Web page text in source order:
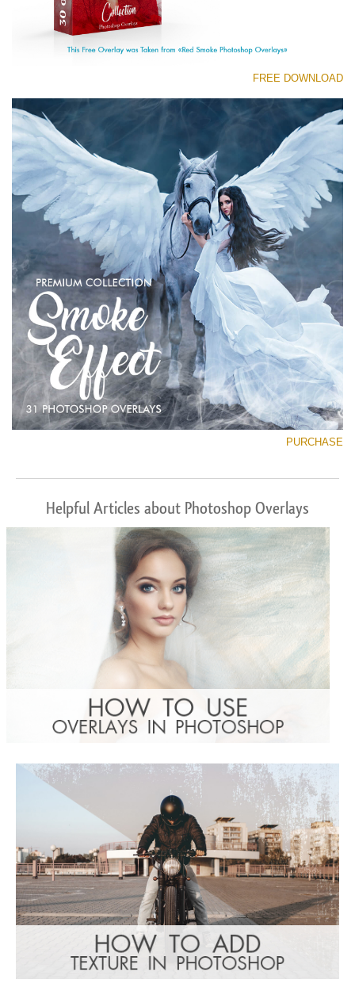
FREE DOWNLOAD
PURCHASE
Helpful Articles about Photoshop Overlays